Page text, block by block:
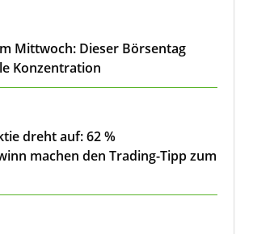
Mittwoch: Dieser Börsentag
Konzentration
dreht auf: 62 %
machen den Trading-Tipp zum